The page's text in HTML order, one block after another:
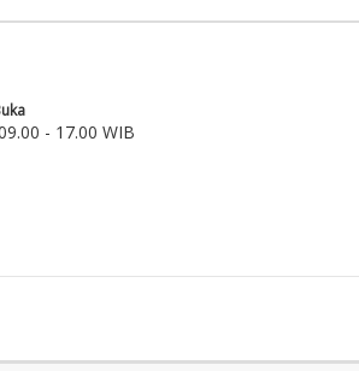
- 17.00 WIB